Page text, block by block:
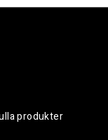
produkter